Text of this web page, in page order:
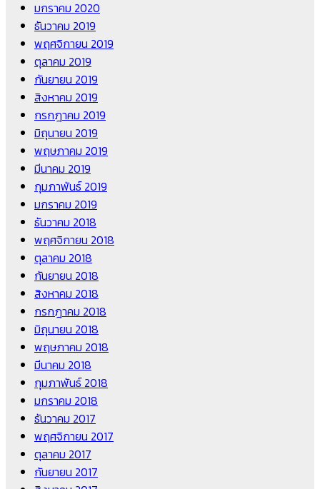
มกราคม 2020
ธันวาคม 2019
พฤศจิกายน 2019
ตุลาคม 2019
กันยายน 2019
สิงหาคม 2019
กรกฎาคม 2019
มิถุนายน 2019
พฤษภาคม 2019
มีนาคม 2019
กุมภาพันธ์ 2019
มกราคม 2019
ธันวาคม 2018
พฤศจิกายน 2018
ตุลาคม 2018
กันยายน 2018
สิงหาคม 2018
กรกฎาคม 2018
มิถุนายน 2018
พฤษภาคม 2018
มีนาคม 2018
กุมภาพันธ์ 2018
มกราคม 2018
ธันวาคม 2017
พฤศจิกายน 2017
ตุลาคม 2017
กันยายน 2017